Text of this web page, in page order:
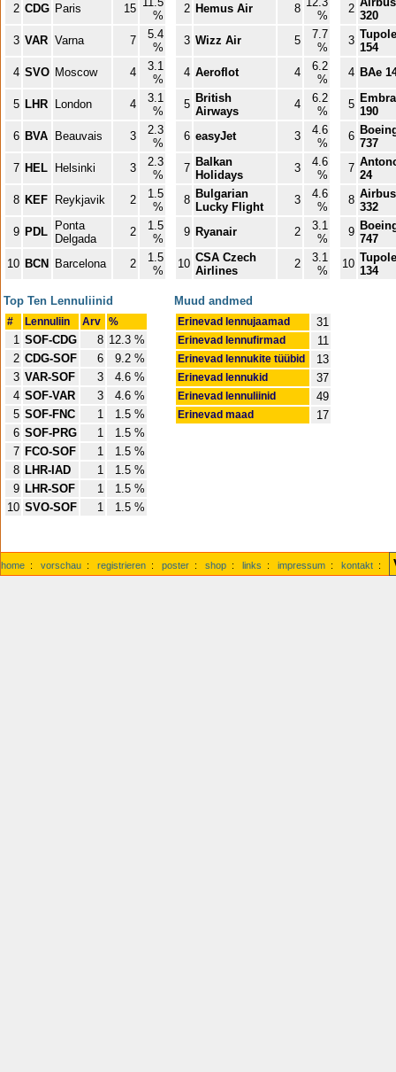
2 CDG Paris 15
%
3 VAR Varna 7
5.4
%
4 SVO Moscow 4
3.1
%
5 LHR London 4
3.1
%
6 BVA Beauvais 3
2.3
%
7 HEL Helsinki 3
2.3
%
8 KEF Reykjavik 2
1.5
%
9 PDL
Ponta
Delgada
2
1.5
%
10 BCN Barcelona 2
1.5
%
2 Hemus Air 8
%
3 Wizz Air 5
7.7
%
4 Aeroflot 4
6.2
%
5 British
Airways
4
6.2
%
6 easyJet 3
4.6
%
7 Balkan
Holidays
3
4.6
%
8 Bulgarian
Lucky Flight
3
4.6
%
9 Ryanair 2
3.1
%
10 CSA Czech
Airlines
2
3.1
%
2
320
3
154
4 BAe
5
190
6
737
7
24
8 Airbus
332
9
747
10
134
Top Ten Lennuliinid
# Lennuliin Arv %
1 SOF-CDG 8 12.3 %
2 CDG-SOF 6
9.2 %
3 VAR-SOF 3
4.6 %
4 SOF-VAR 3
4.6 %
5 SOF-FNC 1
1.5 %
6 SOF-PRG 1
1.5 %
7 FCO-SOF 1
1.5 %
8 LHR-IAD 1
1.5 %
9 LHR-SOF 1
1.5 %
10 SVO-SOF 1 1.5 %
Muud andmed
Erinevad lennujaamad 31
Erinevad lennufirmad 11
Erinevad lennukite tüübid 13
Erinevad lennukid 37
Erinevad lennuliinid 49
Erinevad maad 17
home : vorschau : registrieren : poster : shop : links : impressum : kontakt :